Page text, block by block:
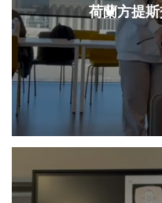
荷蘭方提